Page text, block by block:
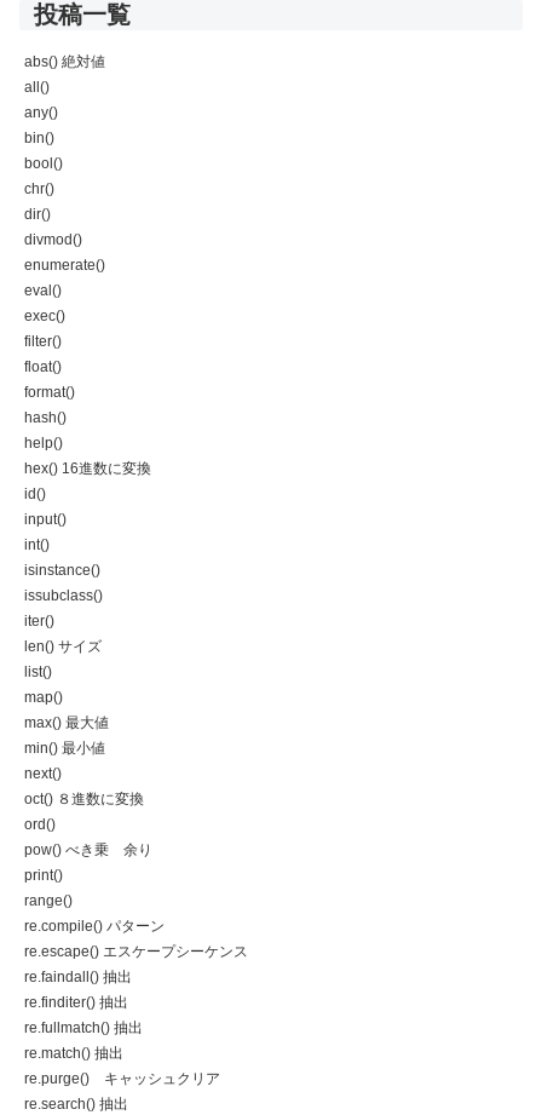
投稿一覧
abs() 絶対値
all()
any()
bin()
bool()
chr()
dir()
divmod()
enumerate()
eval()
exec()
filter()
float()
format()
hash()
help()
hex() 16進数に変換
id()
input()
int()
isinstance()
issubclass()
iter()
len() サイズ
list()
map()
max() 最大値
min() 最小値
next()
oct() ８進数に変換
ord()
pow() べき乗 余り
print()
range()
re.compile() パターン
re.escape() エスケープシーケンス
re.faindall() 抽出
re.finditer() 抽出
re.fullmatch() 抽出
re.match() 抽出
re.purge() キャッシュクリア
re.search() 抽出